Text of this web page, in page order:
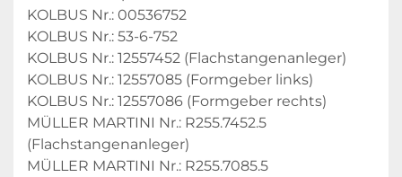
KOLBUS Nr.: 00536752
KOLBUS Nr.: 53-6-752
KOLBUS Nr.: 12557452 (Flachstangenanleger)
KOLBUS Nr.: 12557085 (Formgeber links)
KOLBUS Nr.: 12557086 (Formgeber rechts)
MÜLLER MARTINI Nr.: R255.7452.5
(Flachstangenanleger)
MÜLLER MARTINI Nr.: R255.7085.5